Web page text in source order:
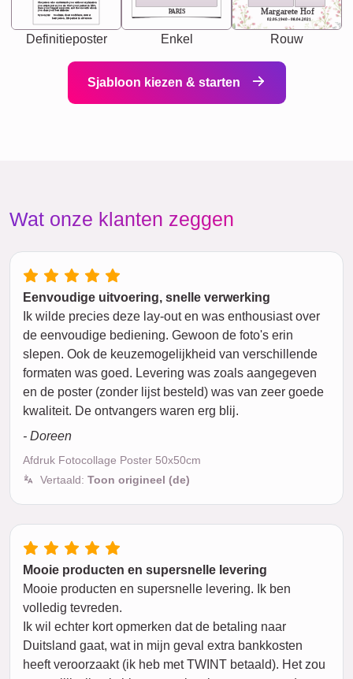
Synonyms: Soulmate, closet confidante, sister at
heart person, life partner in adventure.
The person who understands you without explanation
you accepts just as you are. She's your partner in life's,
chaos your biggest supporter, and the one with whom
you share your best memories.
Definitieposter
PARIS
Enkel
Margarete Hof
02.05.1940 - 08.04.2021
Rouw
Sjabloon kiezen & starten
Wat onze klanten zeggen
Eenvoudige uitvoering, snelle verwerking
Ik wilde precies deze lay-out en was enthousiast over
de eenvoudige bediening. Gewoon de foto's erin
slepen. Ook de keuzemogelijkheid van verschillende
formaten was goed. Levering was zoals aangegeven
en de poster (zonder lijst besteld) was van zeer goede
kwaliteit. De ontvangers waren erg blij.
- Doreen
Afdruk Fotocollage Poster 50x50cm
Vertaald: Toon origineel (de)
Mooie producten en supersnelle levering
Mooie producten en supersnelle levering. Ik ben
volledig tevreden.
Ik wil echter kort opmerken dat de betaling naar
Duitsland gaat, wat in mijn geval extra bankkosten
heeft veroorzaakt (ik heb met TWINT betaald). Het zou